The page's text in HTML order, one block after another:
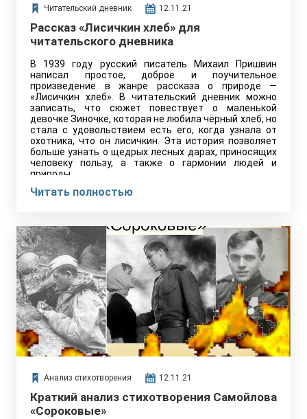
Читательский дневник 12.11.21
Рассказ «Лисичкин хлеб» для
читательского дневника
В 1939 году русский писатель Михаил Пришвин
написал простое, доброе и поучительное
произведение в жанре рассказа о природе —
«Лисичкин хлеб». В читательский дневник можно
записать, что сюжет повествует о маленькой
девочке Зиночке, которая не любила чёрный хлеб, но
стала с удовольствием есть его, когда узнала от
охотника, что он лисичкин. Эта история позволяет
больше узнать о щедрых лесных дарах, приносящих
человеку пользу, а также о гармонии людей и
природы.…
Читать полностью
Анализ стихотворения 12.11.21
Краткий анализ стихотворения Самойлова
«Сороковые»